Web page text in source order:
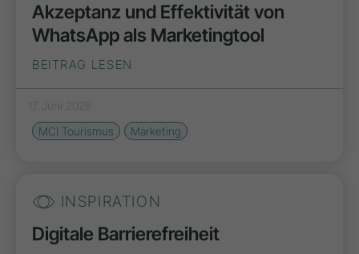
Akzeptanz und Effektivität von
WhatsApp als Marketingtool
BEITRAG LESEN
17. Juni 2026
MCI Tourismus
Marketing
INSPIRATION
Digitale Barrierefreiheit